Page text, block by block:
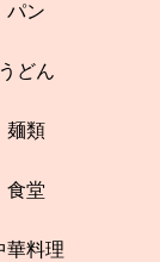
パン
うどん
麺類
食堂
華料理